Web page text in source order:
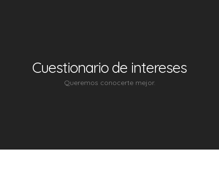
Cuestionario de intereses
Queremos conocerte mejor.